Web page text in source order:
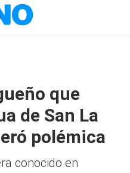
que
de San La
polémica
conocido en